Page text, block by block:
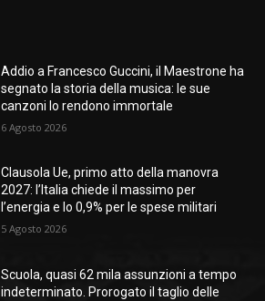
Addio a Francesco Guccini, il Maestrone ha
segnato la storia della musica: le sue
canzoni lo rendono immortale
6 Agosto 2026
Clausola Ue, primo atto della manovra
2027: l’Italia chiede il massimo per
l’energia e lo 0,9% per le spese militari
5 Agosto 2026
Scuola, quasi 62 mila assunzioni a tempo
indeterminato. Prorogato il taglio delle